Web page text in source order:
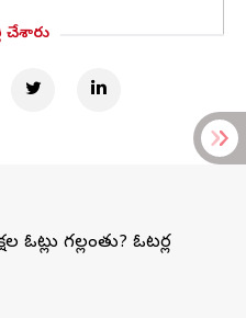
చేశారు
ఓట్లు గల్లంతు? ఓటర్ల